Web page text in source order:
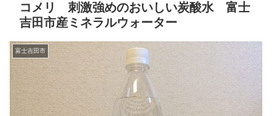
コメリ 刺激強めのおいしい炭酸水 富士
吉田市産ミネラルウォーター
富士吉田市